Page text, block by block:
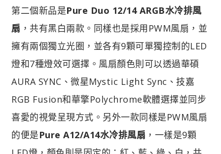
第二個新品是Pure Duo 12/14 ARGB水冷排風
扇 ，共有黑白兩款。同樣也是採用PWM風扇，並
擁有兩個獨立光圈，並各有9顆可單獨控制的LED
燈和7種燈效可選擇。風扇顏色則可以透過華碩
AURA SYNC、微星Mystic Light Sync、技嘉
RGB Fusion和華擎Polychrome軟體選擇並同步
喜愛的視覺呈現方式。另外一款同樣是PWM風扇
的便是Pure A12/A14水冷排風扇 ，一樣是9顆